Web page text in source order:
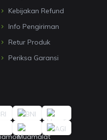
Kebijakan Refund
Info Pengiriman
Retur Produk
Periksa Garansi